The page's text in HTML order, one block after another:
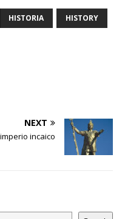
HISTORIA HISTORY
NEXT
incaico